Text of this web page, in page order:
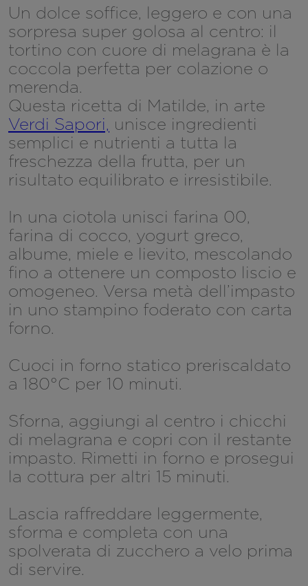
Un dolce soffice, leggero e con una
sorpresa super golosa al centro: il
tortino con cuore di melagrana è la
coccola perfetta per colazione o
merenda.
Questa ricetta di Matilde, in arte
Verdi Sapori, unisce ingredienti
semplici e nutrienti a tutta la
freschezza della frutta, per un
risultato equilibrato e irresistibile.
In una ciotola unisci farina 00,
farina di cocco, yogurt greco,
albume, miele e lievito, mescolando
fino a ottenere un composto liscio e
omogeneo. Versa metà dell’impasto
in uno stampino foderato con carta
forno.
Cuoci in forno statico preriscaldato
a 180°C per 10 minuti.
Sforna, aggiungi al centro i chicchi
di melagrana e copri con il restante
impasto. Rimetti in forno e prosegui
la cottura per altri 15 minuti.
Lascia raffreddare leggermente,
sforma e completa con una
spolverata di zucchero a velo prima
di servire.